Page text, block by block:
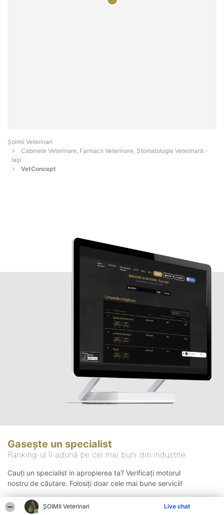
ȘOIMII Veterinari Live chat
Șoimii Veterinari
Cabinete Veterinare, Farmacii Veterinare, Stomatologie Veterinară -
Iaşi
VetConcept
Gasește un specialist
Ranking-ul îi adună pe cei mai buni din industrie
Cauți un specialist in apropierea ta? Verificați motorul
nostru de căutare. Folosiți doar cele mai bune servicii!